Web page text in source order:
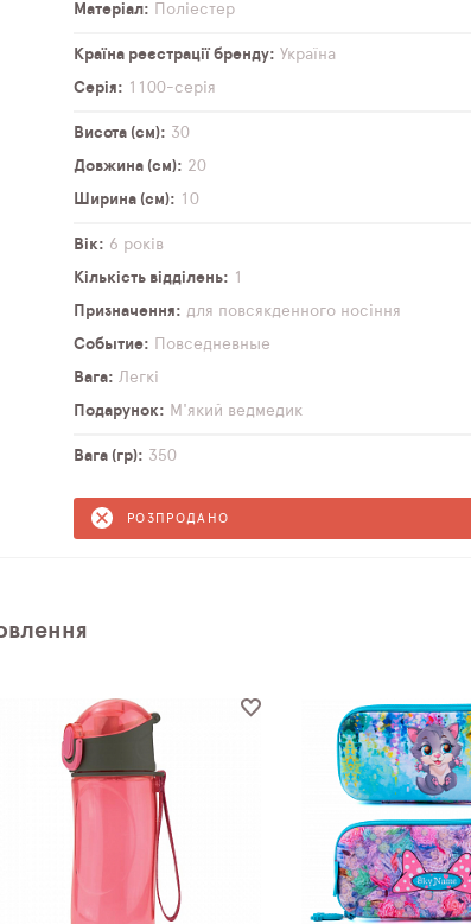
Матеріал
Поліестер
Країна реєстрації бренду
Україна
Серія
1100-серія
Висота (см)
30
Довжина (см)
20
Ширина (см)
10
Вік
6 років
Кількість відділень
1
Призначення
для повсякденного носіння
Событие
Повседневные
Вага
Легкі
Подарунок
М'який ведмедик
Вага (гр) 350
РОЗПРОДАНО